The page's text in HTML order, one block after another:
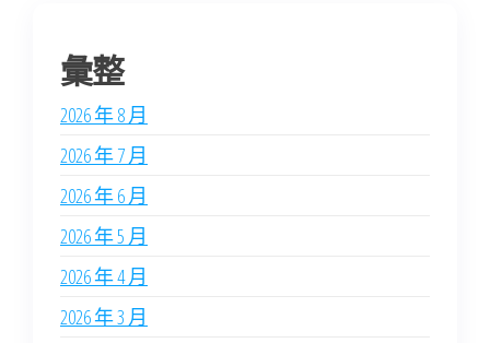
彙整
2026 年 8 月
2026 年 7 月
2026 年 6 月
2026 年 5 月
2026 年 4 月
2026 年 3 月